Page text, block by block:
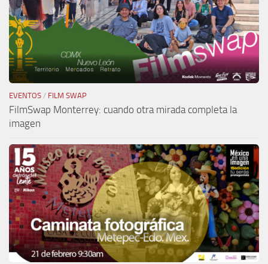
EVENTOS / FILM SWAP
FilmSwap Monterrey: cuando otra mirada completa la
imagen